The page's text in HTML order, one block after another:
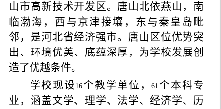
山市高新技术开发区。唐山北依燕山，南
临渤海，西与京津接壤，东与秦皇岛毗
邻，是河北省经济强市。唐山区位优势突
出、环境优美、底蕴深厚，为学校发展创
造了优越条件。
学校现设 16个教学单位，61 个本科专
业，涵盖文学、理学、法学、经济学、历